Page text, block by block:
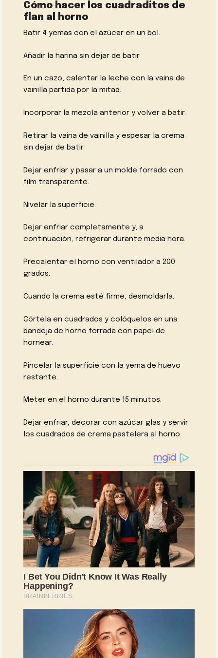
Cómo hacer los cuadraditos de
flan al horno
Batir 4 yemas con el azúcar en un bol.
Añadir la harina sin dejar de batir
En un cazo, calentar la leche con la vaina de
vainilla partida por la mitad.
Incorporar la mezcla anterior y volver a batir.
Retirar la vaina de vainilla y espesar la crema
sin dejar de batir.
Dejar enfriar y pasar a un molde forrado con
film transparente.
Nivelar la superficie.
Dejar enfriar completamente y, a
continuación, refrigerar durante media hora.
Precalentar el horno con ventilador a 200
grados.
Cuando la crema esté firme, desmoldarla.
Córtela en cuadrados y colóquelos en una
bandeja de horno forrada con papel de
hornear.
Pincelar la superficie con la yema de huevo
restante.
Meter en el horno durante 15 minutos.
Dejar enfriar, decorar con azúcar glas y servir
los cuadrados de crema pastelera al horno.